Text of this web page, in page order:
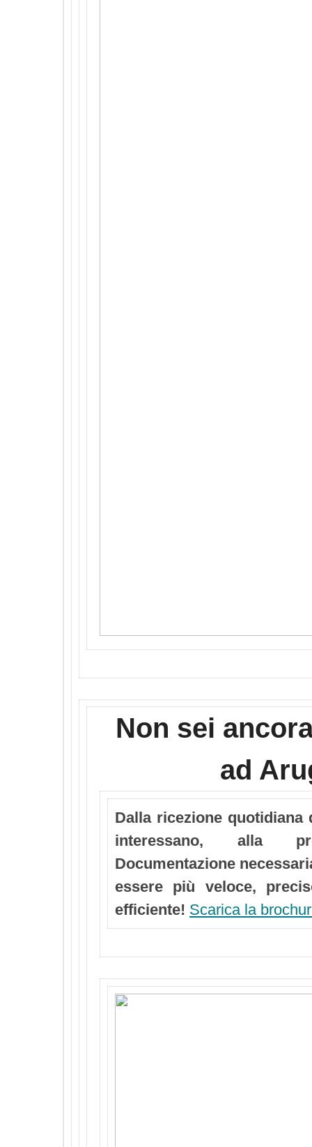
Non sei
ad
Dalla ricezione quotidiana
interessano, alla
Documentazione
essere più veloce,
efficiente! Scarica la